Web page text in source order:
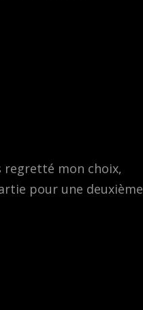
regretté mon choix,
pour une deuxième